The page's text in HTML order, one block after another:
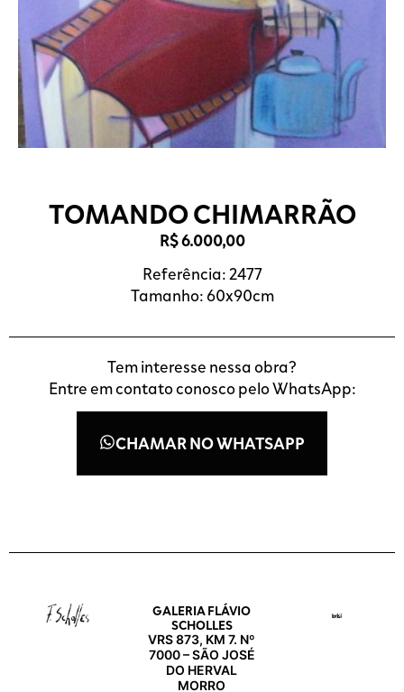
TOMANDO CHIMARRÃO
R$6.000,00
Referência: 2477
Tamanho: 60x90cm
Tem interesse nessa obra?
Entre em contato conosco pelo WhatsApp:
CHAMAR NO WHATSAPP
GALERIA FLÁVIO
SCHOLLES
VRS 873, KM 7. Nº
7000 – SÃO JOSÉ
DO HERVAL
MORRO